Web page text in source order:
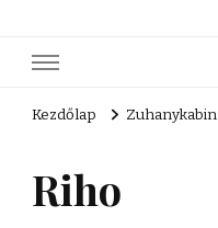
Kezdőlap Zuhanykabin
Riho